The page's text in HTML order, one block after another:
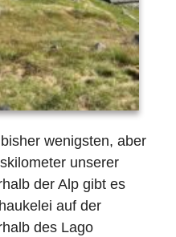
wenigsten, aber
unserer
der Alp gibt es
auf der
des Lago